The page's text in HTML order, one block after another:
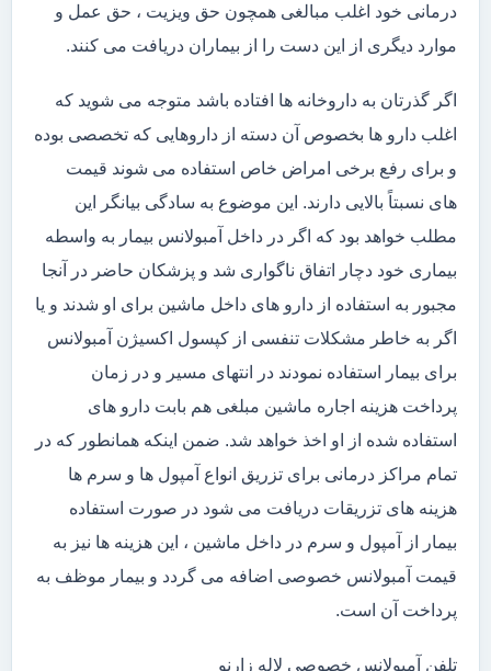
درمانی خود اغلب مبالغی همچون حق ویزیت ، حق عمل و
موارد دیگری از این دست را از بیماران دریافت می کنند.
اگر گذرتان به داروخانه ها افتاده باشد متوجه می شوید که
اغلب دارو ها بخصوص آن دسته از داروهایی که تخصصی بوده
و برای رفع برخی امراض خاص استفاده می شوند قیمت
های نسبتاً بالایی دارند. این موضوع به سادگی بیانگر این
مطلب خواهد بود که اگر در داخل آمبولانس بیمار به واسطه
بیماری خود دچار اتفاق ناگواری شد و پزشکان حاضر در آنجا
مجبور به استفاده از دارو های داخل ماشین برای او شدند و یا
اگر به خاطر مشکلات تنفسی از کپسول اکسیژن آمبولانس
برای بیمار استفاده نمودند در انتهای مسیر و در زمان
پرداخت هزینه اجاره ماشین مبلغی هم بابت دارو های
استفاده شده از او اخذ خواهد شد. ضمن اینکه همانطور که در
تمام مراکز درمانی برای تزریق انواع آمپول ها و سرم ها
هزینه های تزریقات دریافت می شود در صورت استفاده
بیمار از آمپول و سرم در داخل ماشین ، این هزینه ها نیز به
قیمت آمبولانس خصوصی اضافه می گردد و بیمار موظف به
پرداخت آن است.
تلفن آمبولانس خصوصی لاله زارنو